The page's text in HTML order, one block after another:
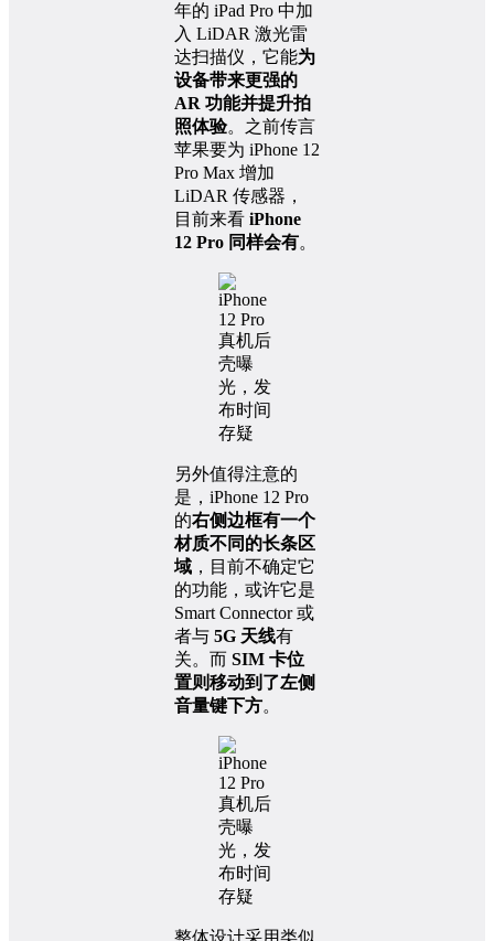
年的 iPad Pro 中加
入 LiDAR 激光雷
达扫描仪，它能为
设备带来更强的
AR 功能并提升拍
照体验。之前传言
苹果要为 iPhone 12
Pro Max 增加
LiDAR 传感器，
目前来看 iPhone
12 Pro 同样会有。
另外值得注意的
是，iPhone 12 Pro
的右侧边框有一个
材质不同的长条区
域 ，目前不确定它
的功能，或许它是
Smart Connector 或
者与 5G 天线有
关。而 SIM 卡位
置则移动到了左侧
音量键下方。
整体设计采用类似